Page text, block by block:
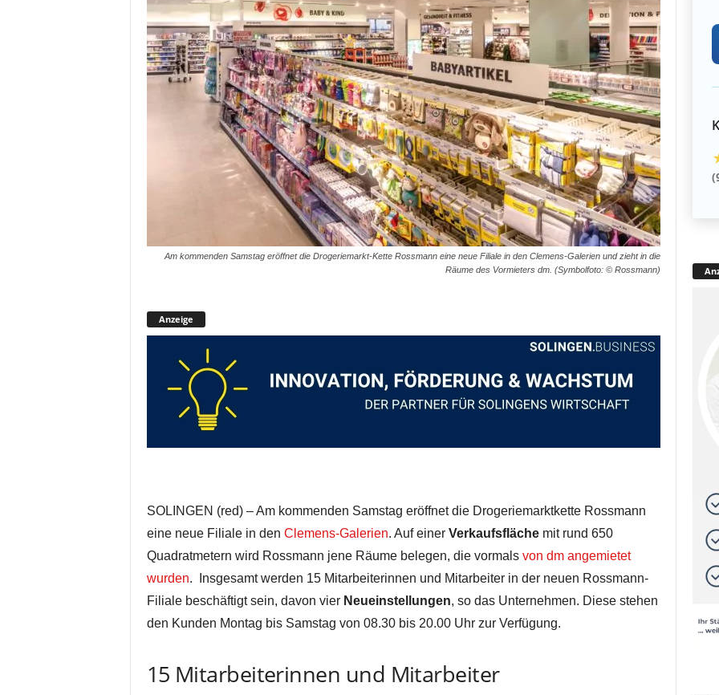
Am kommenden Samstag eröffnet die Drogeriemarkt-Kette Rossmann eine neue Filiale in den Clemens-Galerien und zieht in die
Räume des Vormieters dm. (Symbolfoto: © Rossmann)
Anzeige
SOLINGEN (red) – Am kommenden Samstag eröffnet die Drogeriemarktkette Rossmann
eine neue Filiale in den Clemens-Galerien. Auf einer Verkaufsflächemit rund 650
Quadratmetern wird Rossmann jene Räume belegen, die vormals von dm angemietet
wurden. Insgesamt werden 15 Mitarbeiterinnen und Mitarbeiter in der neuen Rossmann-
Filiale beschäftigt sein, davon vier Neueinstellungen, so das Unternehmen. Diese stehen
den Kunden Montag bis Samstag von 08.30 bis 20.00 Uhr zur Verfügung.
15 Mitarbeiterinnen und Mitarbeiter